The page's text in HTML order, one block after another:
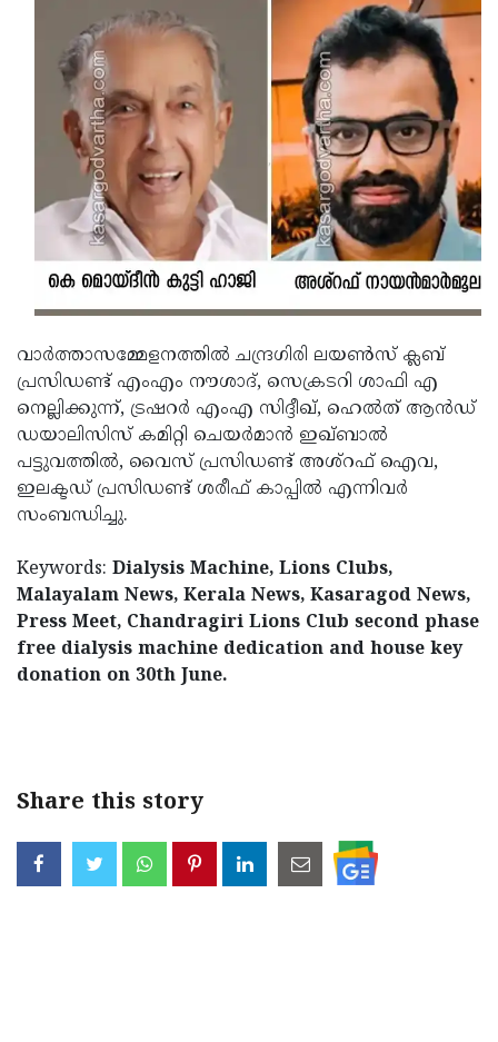
വാര്‍ത്താസമ്മേളനത്തില്‍ ചന്ദ്രഗിരി ലയണ്‍സ് ക്ലബ്
പ്രസിഡണ്ട് എംഎം നൗശാദ്, സെക്രടറി ശാഫി എ
നെല്ലിക്കുന്ന്, ട്രഷറര്‍ എംഎ സിദ്ദീഖ്, ഹെല്‍ത് ആന്‍ഡ്
ഡയാലിസിസ് കമിറ്റി ചെയര്‍മാന്‍ ഇഖ്ബാല്‍
പട്ടുവത്തില്‍, വൈസ് പ്രസിഡണ്ട് അശ്‌റഫ് ഐവ,
ഇലക്ടഡ് പ്രസിഡണ്ട് ശരീഫ് കാപ്പില്‍ എന്നിവര്‍
സംബന്ധിച്ചു.
Keywords: Dialysis Machine, Lions Clubs,
Malayalam News, Kerala News, Kasaragod News,
Press Meet, Chandragiri Lions Club second phase
free dialysis machine dedication and house key
donation on 30th June.
Share this story